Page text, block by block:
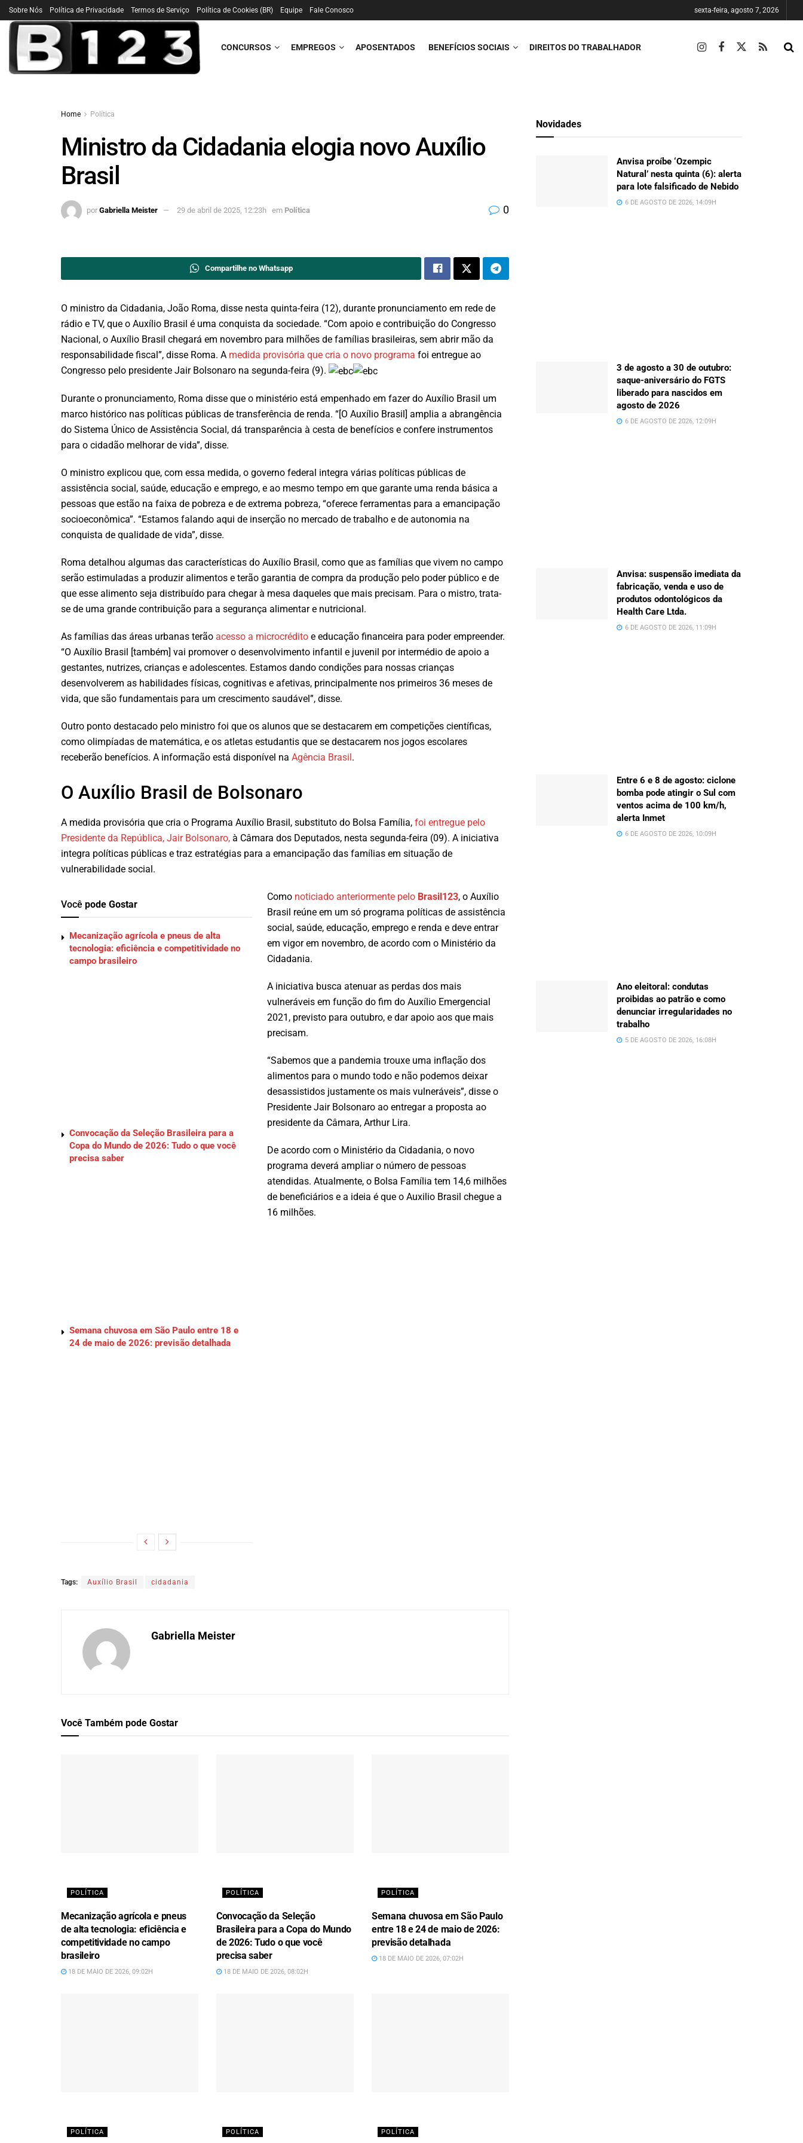
Sobre Nós Política de Privacidade Termos de Serviço Política de Cookies (BR) Equipe Fale Conosco sexta-feira, agosto 7, 2026
CONCURSOS EMPREGOS APOSENTADOS BENEFÍCIOS SOCIAIS DIREITOS DO TRABALHADOR
Home Política
Ministro da Cidadania elogia novo Auxílio
Brasil
por Gabriella Meister 29 de abril de 2025, 12:23h em Política 0
Compartilhe no Whatsapp
O ministro da Cidadania, João Roma, disse nesta quinta-feira (12), durante pronunciamento em rede de
rádio e TV, que o Auxílio Brasil é uma conquista da sociedade. “Com apoio e contribuição do Congresso
Nacional, o Auxílio Brasil chegará em novembro para milhões de famílias brasileiras, sem abrir mão da
responsabilidade fiscal”, disse Roma. A medida provisória que cria o novo programa foi entregue ao
Congresso pelo presidente Jair Bolsonaro na segunda-feira (9).
Durante o pronunciamento, Roma disse que o ministério está empenhado em fazer do Auxílio Brasil um
marco histórico nas políticas públicas de transferência de renda. “[O Auxílio Brasil] amplia a abrangência
do Sistema Único de Assistência Social, dá transparência à cesta de benefícios e confere instrumentos
para o cidadão melhorar de vida”, disse.
O ministro explicou que, com essa medida, o governo federal integra várias políticas públicas de
assistência social, saúde, educação e emprego, e ao mesmo tempo em que garante uma renda básica a
pessoas que estão na faixa de pobreza e de extrema pobreza, “oferece ferramentas para a emancipação
socioeconômica”. “Estamos falando aqui de inserção no mercado de trabalho e de autonomia na
conquista de qualidade de vida”, disse.
Roma detalhou algumas das características do Auxílio Brasil, como que as famílias que vivem no campo
serão estimuladas a produzir alimentos e terão garantia de compra da produção pelo poder público e de
que esse alimento seja distribuído para chegar à mesa daqueles que mais precisam. Para o mistro, trata-
se de uma grande contribuição para a segurança alimentar e nutricional.
As famílias das áreas urbanas terão acesso a microcrédito e educação financeira para poder empreender.
“O Auxílio Brasil [também] vai promover o desenvolvimento infantil e juvenil por intermédio de apoio a
gestantes, nutrizes, crianças e adolescentes. Estamos dando condições para nossas crianças
desenvolverem as habilidades físicas, cognitivas e afetivas, principalmente nos primeiros 36 meses de
vida, que são fundamentais para um crescimento saudável”, disse.
Outro ponto destacado pelo ministro foi que os alunos que se destacarem em competições científicas,
como olimpíadas de matemática, e os atletas estudantis que se destacarem nos jogos escolares
receberão benefícios. A informação está disponível na Agência Brasil.
O Auxílio Brasil de Bolsonaro
A medida provisória que cria o Programa Auxílio Brasil, substituto do Bolsa Família, foi entregue pelo
Presidente da República, Jair Bolsonaro, à Câmara dos Deputados, nesta segunda-feira (09). A iniciativa
integra políticas públicas e traz estratégias para a emancipação das famílias em situação de
vulnerabilidade social.
Você pode Gostar
Mecanização agrícola e pneus de alta
tecnologia: eficiência e competitividade no
campo brasileiro
Convocação da Seleção Brasileira para a
Copa do Mundo de 2026: Tudo o que você
precisa saber
Semana chuvosa em São Paulo entre 18 e
24 de maio de 2026: previsão detalhada
Como noticiado anteriormente pelo Brasil123, o Auxílio
Brasil reúne em um só programa políticas de assistência
social, saúde, educação, emprego e renda e deve entrar
em vigor em novembro, de acordo com o Ministério da
Cidadania.
A iniciativa busca atenuar as perdas dos mais
vulneráveis em função do fim do Auxílio Emergencial
2021, previsto para outubro, e dar apoio aos que mais
precisam.
“Sabemos que a pandemia trouxe uma inflação dos
alimentos para o mundo todo e não podemos deixar
desassistidos justamente os mais vulneráveis”, disse o
Presidente Jair Bolsonaro ao entregar a proposta ao
presidente da Câmara, Arthur Lira.
De acordo com o Ministério da Cidadania, o novo
programa deverá ampliar o número de pessoas
atendidas. Atualmente, o Bolsa Família tem 14,6 milhões
de beneficiários e a ideia é que o Auxilio Brasil chegue a
16 milhões.
Tags: Auxílio Brasil cidadania
Gabriella Meister
Você Também pode Gostar
POLÍTICA
Mecanização agrícola e pneus
de alta tecnologia: eficiência e
competitividade no campo
brasileiro
18 DE MAIO DE 2026, 09:02H
POLÍTICA
Convocação da Seleção
Brasileira para a Copa do Mundo
de 2026: Tudo o que você
precisa saber
18 DE MAIO DE 2026, 08:02H
POLÍTICA
Semana chuvosa em São Paulo
entre 18 e 24 de maio de 2026:
previsão detalhada
18 DE MAIO DE 2026, 07:02H
POLÍTICA POLÍTICA POLÍTICA
Novidades
Anvisa proíbe ‘Ozempic
Natural’ nesta quinta (6): alerta
para lote falsificado de Nebido
6 DE AGOSTO DE 2026, 14:09H
3 de agosto a 30 de outubro:
saque-aniversário do FGTS
liberado para nascidos em
agosto de 2026
6 DE AGOSTO DE 2026, 12:09H
Anvisa: suspensão imediata da
fabricação, venda e uso de
produtos odontológicos da
Health Care Ltda.
6 DE AGOSTO DE 2026, 11:09H
Entre 6 e 8 de agosto: ciclone
bomba pode atingir o Sul com
ventos acima de 100 km/h,
alerta Inmet
6 DE AGOSTO DE 2026, 10:09H
Ano eleitoral: condutas
proibidas ao patrão e como
denunciar irregularidades no
trabalho
5 DE AGOSTO DE 2026, 16:08H